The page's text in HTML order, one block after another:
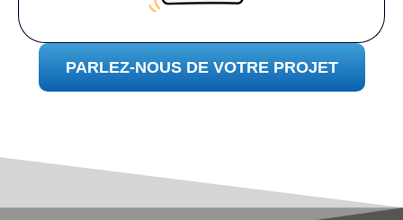
PARLEZ-NOUS DE VOTRE PROJET